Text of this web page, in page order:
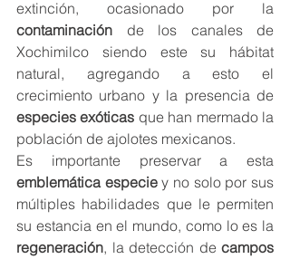
contaminación de los canales de
Xochimilco siendo este su hábitat
natural, agregando a esto el
especies exóticas que han mermado la
población de ajolotes mexicanos.
emblemática especie y no solo por sus
múltiples habilidades que le permiten
regeneración, la detección de campos